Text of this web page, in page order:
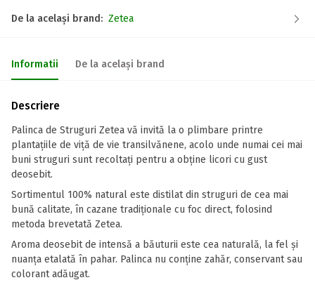
De la același brand: Zetea
Informatii De la același brand
Descriere
Palinca de Struguri Zetea vă invită la o plimbare printre
plantaţiile de viţă de vie transilvănene, acolo unde numai cei mai
buni struguri sunt recoltaţi pentru a obţine licori cu gust
deosebit.
Sortimentul 100% natural este distilat din struguri de cea mai
bună calitate, în cazane tradiţionale cu foc direct, folosind
metoda brevetată Zetea.
Aroma deosebit de intensă a băuturii este cea naturală, la fel şi
nuanţa etalată în pahar. Palinca nu conţine zahăr, conservant sau
colorant adăugat.